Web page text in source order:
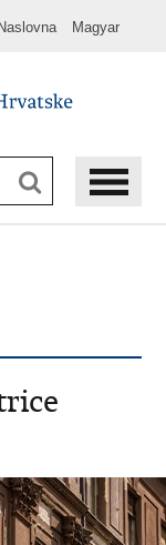
Naslovna Magyar